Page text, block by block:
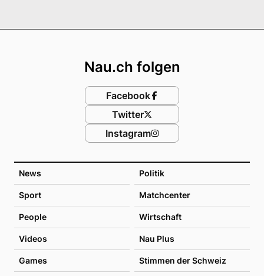
News Politik
Sport Matchcenter
People Wirtschaft
Videos Nau Plus
Games Stimmen der Schweiz
Nau.ch folgen
Facebook
Twitter
Instagram